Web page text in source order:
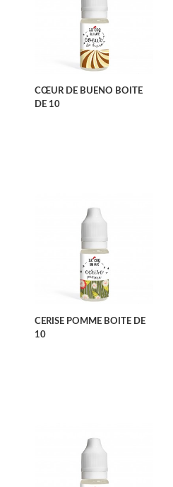
CŒUR DE BUENO BOITE
DE 10
CERISE POMME BOITE DE
10